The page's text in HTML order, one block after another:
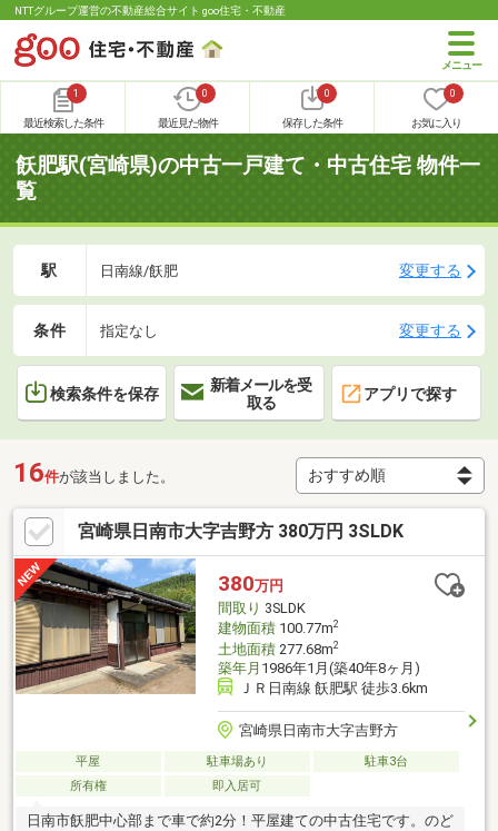
NTTグループ運営の不動産総合サイト goo住宅・不動産
1
最近検索した条件
0
最近見た物件
0
保存した条件
0
お気に入り
飫肥駅(宮崎県)の中古一戸建て・中古住宅 物件一
覧
駅 日南線/飫肥 変更する
条件 指定なし 変更する
検索条件を保存
新着メールを受
取る
アプリで探す
16件が該当しました。
宮崎県日南市大字吉野方 380万円 3SLDK
380万円
間取り 3SLDK
建物面積100.77m2
土地面積277.68m2
築年月 1986年1月(築40年8ヶ月)
ＪＲ日南線 飫肥駅 徒歩3.6km
宮崎県日南市大字吉野方
平屋 駐車場あり
駐車3台
所有権
即入居可
日南市飫肥中心部まで車で約2分！平屋建ての中古住宅です。のど